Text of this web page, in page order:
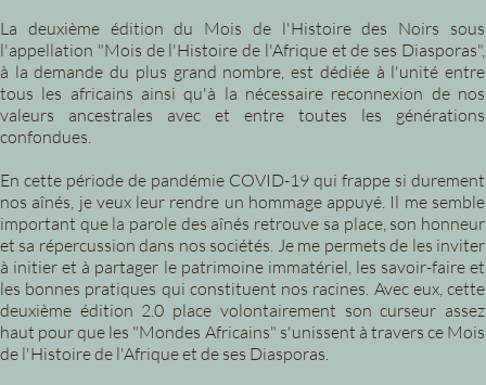
La deuxième édition du Mois de l'Histoire des Noirs sous
l'appellation "Mois de l'Histoire de l'Afrique et de ses Diasporas",
à la demande du plus grand nombre, est dédiée à l'unité entre
tous les africains ainsi qu'à la nécessaire reconnexion de nos
valeurs ancestrales avec et entre toutes les générations
confondues.
En cette période de pandémie COVID-19 qui frappe si durement
nos aînés, je veux leur rendre un hommage appuyé. Il me semble
important que la parole des aînés retrouve sa place, son honneur
et sa répercussion dans nos sociétés. Je me permets de les inviter
à initier et à partager le patrimoine immatériel, les savoir-faire et
les bonnes pratiques qui constituent nos racines. Avec eux, cette
deuxième édition 2.0 place volontairement son curseur assez
haut pour que les "Mondes Africains" s'unissent à travers ce Mois
de l'Histoire de l'Afrique et de ses Diasporas.